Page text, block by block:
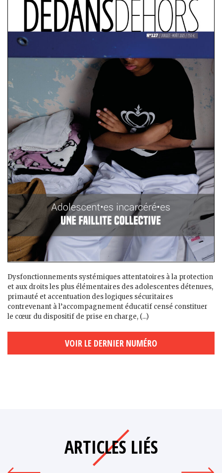
Dysfonctionnements systémiques attentatoires à la protection
et aux droits les plus élémentaires des adolescent·es détenu·es,
primauté et accentuation des logiques sécuritaires
contrevenant à l’accompagnement éducatif censé constituer
le cœur du dispositif de prise en charge, (...)
VOIR LE DERNIER NUMÉRO
ARTICLES LIÉS